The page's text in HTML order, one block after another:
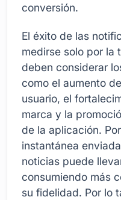
conversión.
El éxito de las
medirse solo por la
deben considerar
como el aumento
usuario, el
marca y la
de la aplicación.
instantánea
noticias puede
consumiendo más
su fidelidad. Por lo